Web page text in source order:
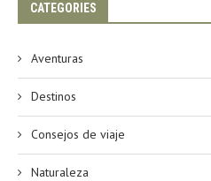
CATEGORIES
Aventuras
Destinos
Consejos de viaje
Naturaleza